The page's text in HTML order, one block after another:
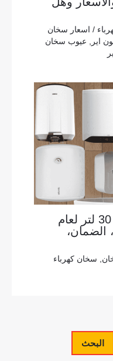
/ اسعار سخان
اير , عيوب سخان
أفضل 6 سخانات كهرباء 30 لتر لعام
الضمان،
, سخان كهرباء
البحث